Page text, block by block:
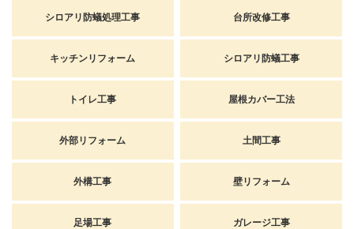
シロアリ防蟻処理工事 台所改修工事
キッチンリフォーム シロアリ防蟻工事
トイレ工事 屋根カバー工法
外部リフォーム 土間工事
外構工事 壁リフォーム
足場工事 ガレージ工事